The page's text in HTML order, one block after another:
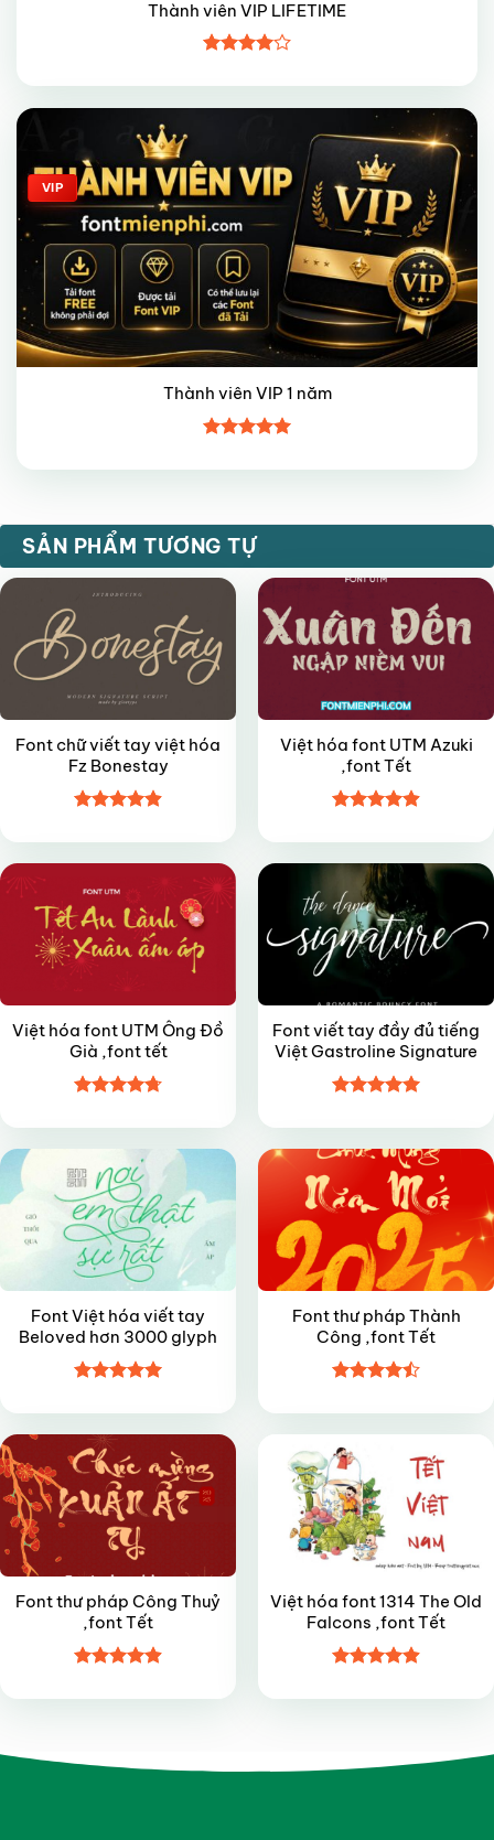
Thành viên VIP LIFETIME
xếp hạng
Giảm giá!
VIP
Thành viên VIP 1 năm
hạng55
SẢN PHẨM TƯƠNG TỰ
FREE
Font chữ viết tay việt hóa
Fz Bonestay
hạng4.95
sao
Việt hóa font UTM Azuki
,font Tết
hạng4.95
sao
Việt hóa font UTM Ông Đồ
Già ,font tết
hạng4.75
Font viết tay đầy đủ tiếng
Việt Gastroline Signature
hạng55
sao
Font Việt hóa viết tay
Beloved hơn 3000 glyph
hạng55
sao
Font thư pháp Thành
Công ,font Tết
hạng4.5
5 sao
Font thư pháp Công Thuỷ
,font Tết
hạng4.95
Việt hóa font 1314 The Old
Falcons ,font Tết
hạng4.95